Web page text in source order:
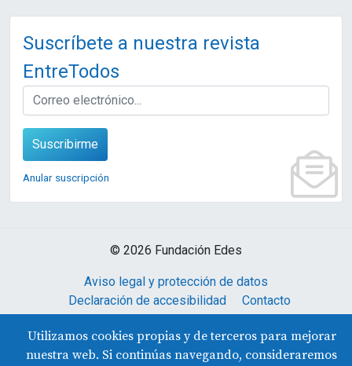
Suscríbete a nuestra revista
EntreTodos
EMAIL
Suscribirme
Anular suscripción
© 2026 Fundación Edes
Aviso legal y protección de datos
Declaración de accesibilidad
Contacto
Utilizamos cookies propias y de terceros para mejorar
nuestra web. Si continúas navegando, consideraremos